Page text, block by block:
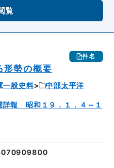
覧
件名
勢の概要
一般史料
中部太平洋
詳報 昭和１９．１．４～１